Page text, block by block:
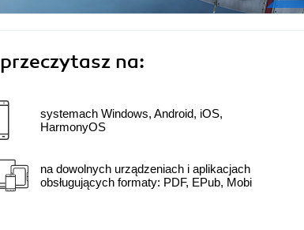
przeczytasz na:
systemach Windows, Android, iOS,
HarmonyOS
na dowolnych urządzeniach i aplikacjach
obsługujących formaty: PDF, EPub, Mobi